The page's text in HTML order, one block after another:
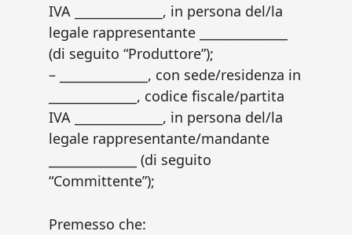
IVA ______________, in persona del/la
legale rappresentante ______________
(di seguito “Produttore”);
– ______________, con sede/residenza in
______________, codice fiscale/partita
IVA ______________, in persona del/la
legale rappresentante/mandante
______________ (di seguito
“Committente”);
Premesso che: